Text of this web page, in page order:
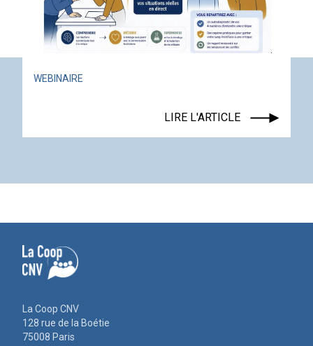
ACTUALITÉ ÉVÉNEMENT
La Coop CNV
128 rue de la Boétie
75008 Paris